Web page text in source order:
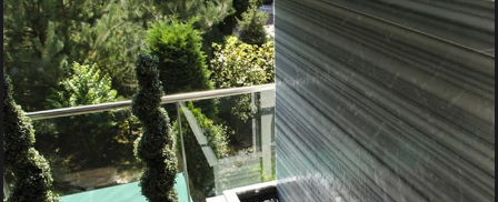
PERETE DE APA DIN MARMURA
Iazuri si Cascade, Pereti de Apa